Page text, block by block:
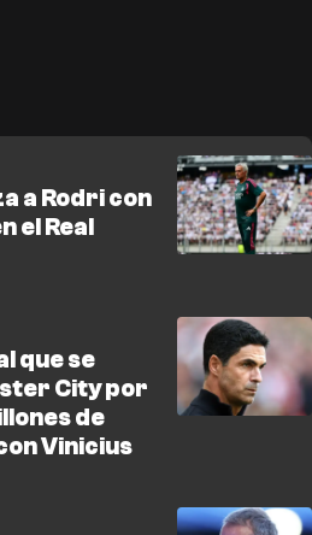
a Rodri con
el Real
que se
City por
de
Vinicius